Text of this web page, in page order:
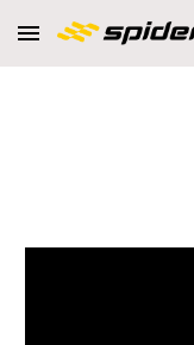
Skip to main content